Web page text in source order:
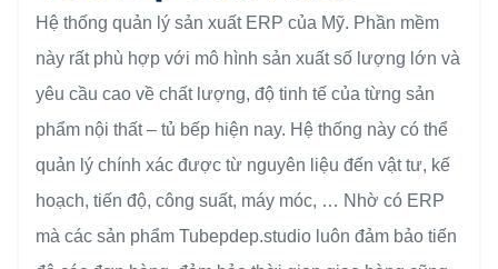
Hệ thống quản lý sản xuất ERP của Mỹ. Phần mềm
này rất phù hợp với mô hình sản xuất số lượng lớn và
yêu cầu cao về chất lượng, độ tinh tế của từng sản
phẩm nội thất – tủ bếp hiện nay. Hệ thống này có thể
quản lý chính xác được từ nguyên liệu đến vật tư, kế
hoạch, tiến độ, công suất, máy móc, … Nhờ có ERP
mà các sản phẩm Tubepdep.studio luôn đảm bảo tiến